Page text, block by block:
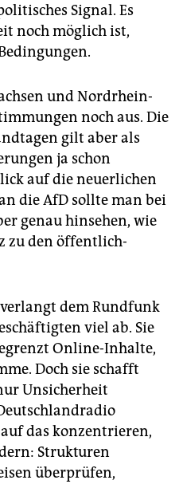
Signal. Es
noch möglich ist,
und Nordrhein-
noch aus. Die
gilt aber als
ja schon
auf die neuerlichen
die AfD sollte man bei
genau hinsehen, wie
zu den öffentlich-
dem Rundfunk
viel ab. Sie
Online-Inhalte,
Doch sie schafft
Unsicherheit
das konzentrieren,
Strukturen
überprüfen,